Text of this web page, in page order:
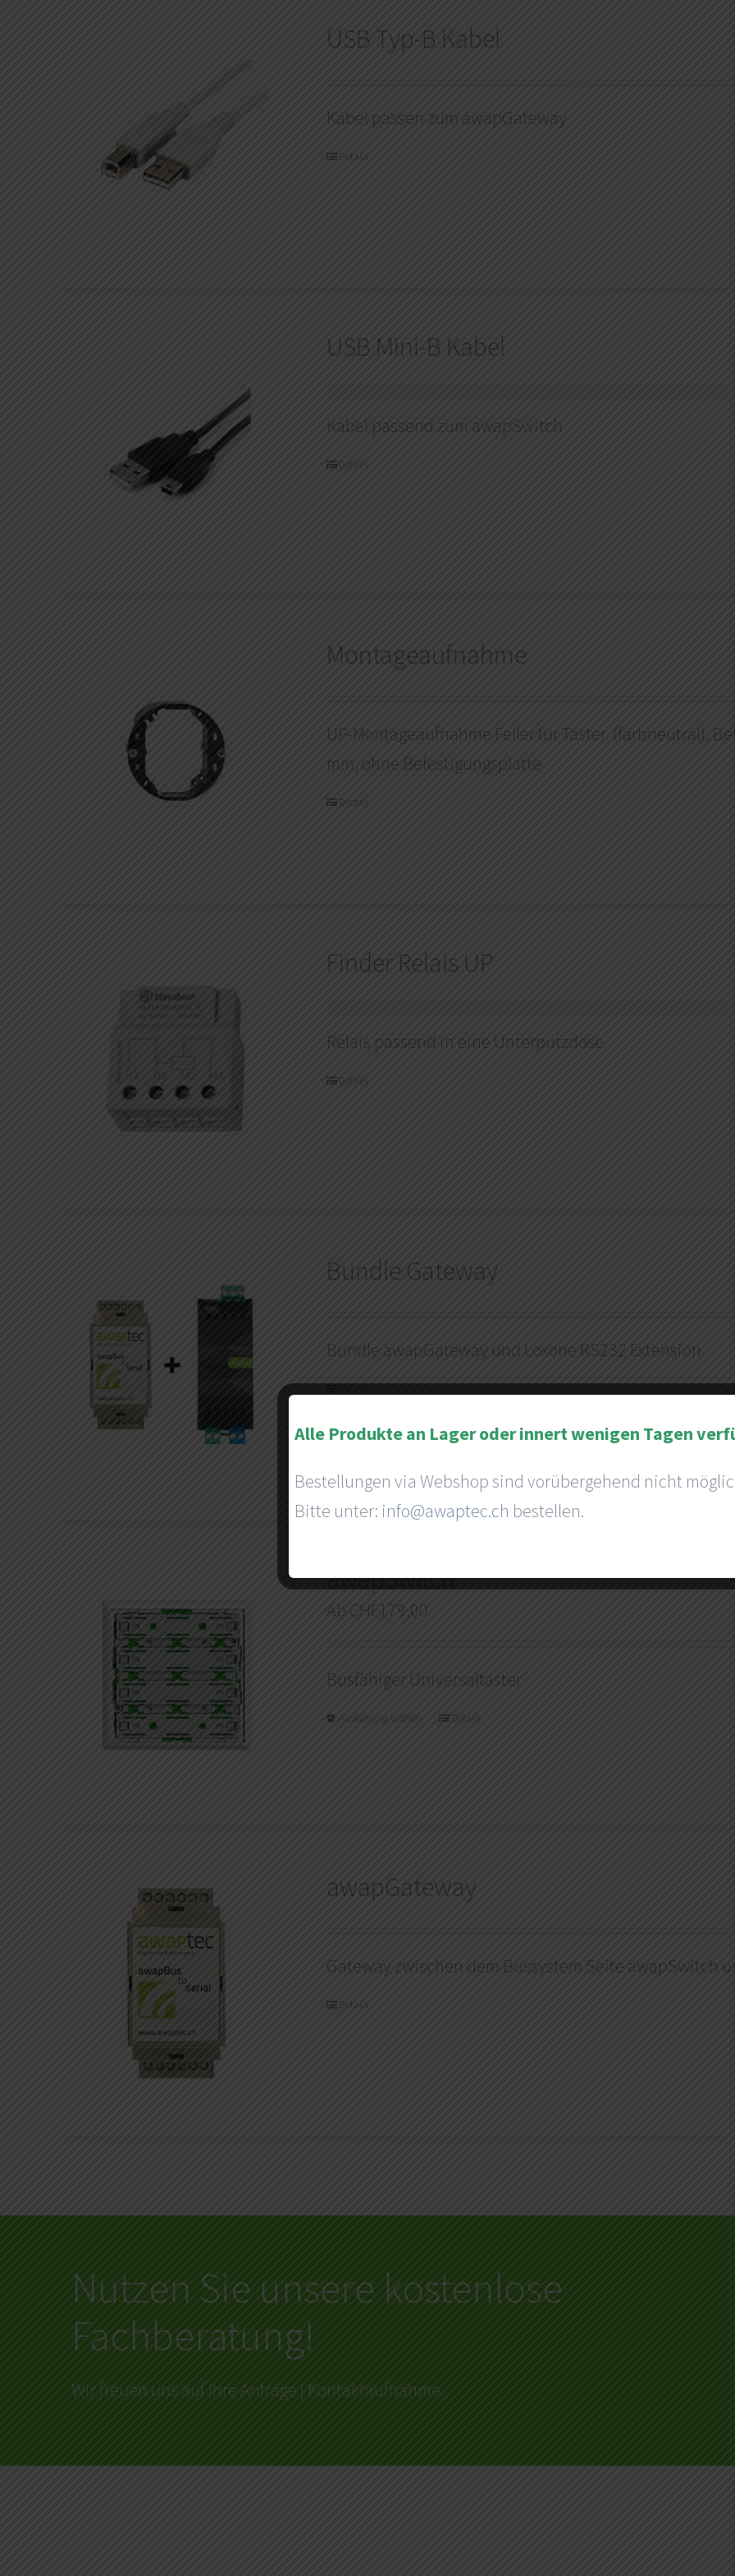
USB Typ-B Kabel
Kabel passen zum awapGateway
Details
USB Mini-B Kabel
Kabel passend zum awapSwitch
Details
Montageaufnahme
UP-Montageaufnahme Feller für Taster, (farbneutral),
mm, ohne Befestigungsplatte
Details
Finder Relais UP
Relais passend in eine Unterputzdose
Details
Bundle Gateway
Bundle awapGateway und Loxone RS232 Extension
awapSwitch
Ab CHF179,00
Busfähiger Universaltaster
Ausführung wählen Details
awapGateway
Gateway zwischen dem Bussystem Seite awapSwitch
Details
Nutzen Sie unsere kostenlose
Fachberatung!
Wir freuen uns auf Ihre Anfrage | Kontaktaufnahme.
Alle Produkte an Lager oder innert wenigen Tagen
Bestellungen via Webshop sind vorübergehend nicht
Bitte unter: info@awaptec.ch bestellen.